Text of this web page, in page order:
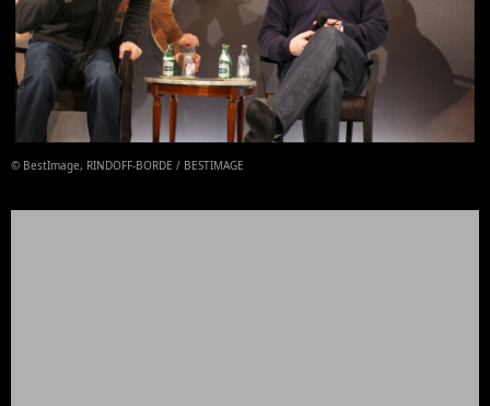
© BestImage, RINDOFF-BORDE / BESTIMAGE